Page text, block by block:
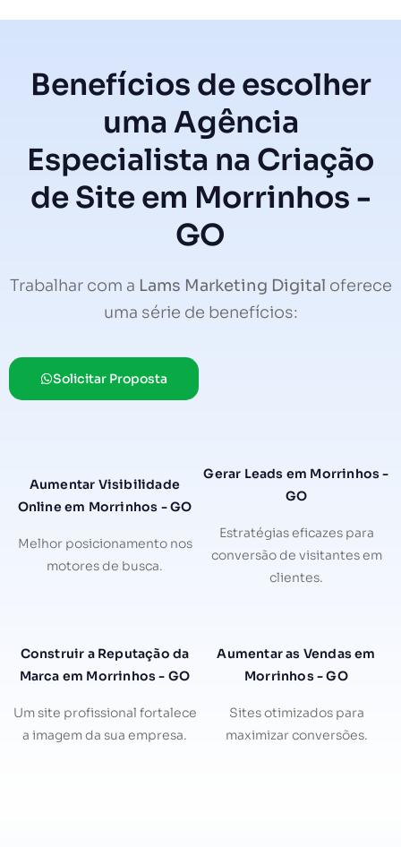
Benefícios de escolher
uma Agência
Especialista na Criação
de Site em Morrinhos -
GO
Trabalhar com a Lams Marketing Digital oferece
uma série de benefícios:
Solicitar Proposta
Aumentar Visibilidade
Online em Morrinhos - GO
Melhor posicionamento nos
motores de busca.
Gerar Leads em Morrinhos -
GO
Estratégias eficazes para
conversão de visitantes em
clientes.
Construir a Reputação da
Marca em Morrinhos - GO
Um site profissional fortalece
a imagem da sua empresa.
Aumentar as Vendas em
Morrinhos - GO
Sites otimizados para
maximizar conversões.